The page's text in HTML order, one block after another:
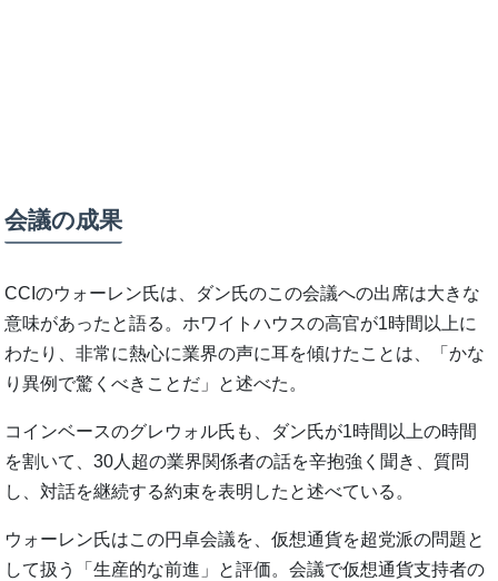
会議の成果
CCIのウォーレン氏は、ダン氏のこの会議への出席は大きな
意味があったと語る。ホワイトハウスの高官が1時間以上に
わたり、非常に熱心に業界の声に耳を傾けたことは、「かな
り異例で驚くべきことだ」と述べた。
コインベースのグレウォル氏も、ダン氏が1時間以上の時間
を割いて、30人超の業界関係者の話を辛抱強く聞き、質問
し、対話を継続する約束を表明したと述べている。
ウォーレン氏はこの円卓会議を、仮想通貨を超党派の問題と
して扱う「生産的な前進」と評価。会議で仮想通貨支持者の